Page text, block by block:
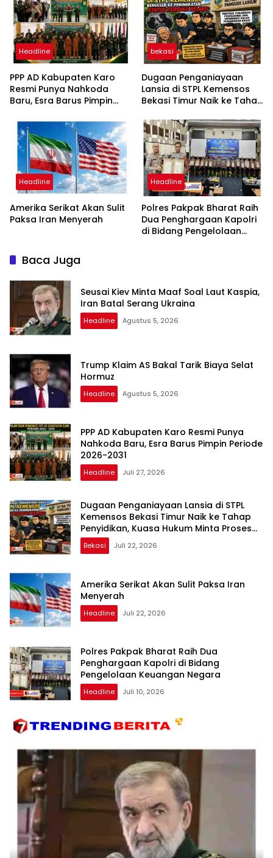
Headline
PPP AD Kabupaten Karo
Resmi Punya Nahkoda
Baru, Esra Barus Pimpin
bekasi
Dugaan Penganiayaan
Lansia di STPL Kemensos
Bekasi Timur Naik ke Tahap
Minta Proses Transparan
dan Bebas Intervensi
Headline
Amerika Serikat Akan Sulit
Paksa Iran Menyerah
Headline
Polres Pakpak Bharat Raih
Dua Penghargaan Kapolri
di Bidang Pengelolaan
Baca Juga
Seusai Kiev Minta Maaf Soal Laut Kaspia,
Iran Batal Serang Ukraina
Headline Agustus 5, 2026
Trump Klaim AS Bakal Tarik Biaya Selat
Hormuz
Headline Agustus 5, 2026
PPP AD Kabupaten Karo Resmi Punya
Nahkoda Baru, Esra Barus Pimpin Periode
2026-2031
Headline Juli 27, 2026
Dugaan Penganiayaan Lansia di STPL
Kemensos Bekasi Timur Naik ke Tahap
Penyidikan, Kuasa Hukum Minta Proses
Transparan dan Bebas Intervensi
Bekasi Juli 22, 2026
Amerika Serikat Akan Sulit Paksa Iran
Menyerah
Headline Juli 22, 2026
Polres Pakpak Bharat Raih Dua
Penghargaan Kapolri di Bidang
Pengelolaan Keuangan Negara
Headline Juli 10, 2026